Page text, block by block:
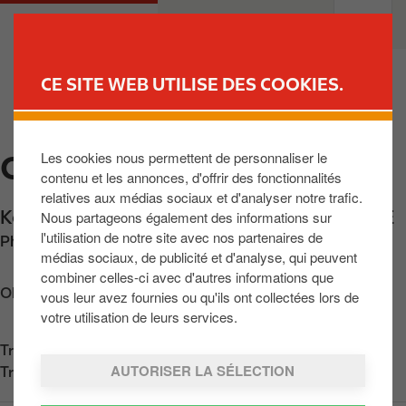
CE SITE WEB UTILISE DES COOKIES.
Les cookies nous permettent de personnaliser le
contenu et les annonces, d'offrir des fonctionnalités
relatives aux médias sociaux et d'analyser notre trafic.
Nous partageons également des informations sur
l'utilisation de notre site avec nos partenaires de
médias sociaux, de publicité et d'analyse, qui peuvent
combiner celles-ci avec d'autres informations que
vous leur avez fournies ou qu'ils ont collectées lors de
votre utilisation de leurs services.
AUTORISER LA SÉLECTION
c
o
n
t
e
u
n
M
a
TROUVER UNE STATION
OLEN
Koning Boudewijnlaan 13, Olen,BE-2250 BE
Phone: +3214263258
Obtenir l'itinéraire
Trouvez nous sur
Trouvez nous surGoogle Play